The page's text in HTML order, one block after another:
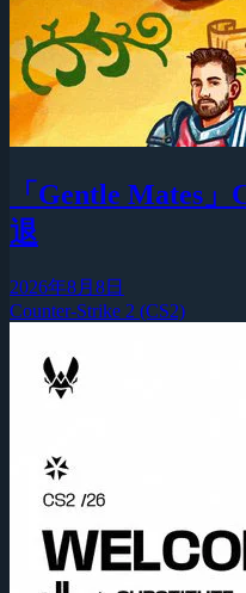
「Gentle Mates
退
2026年8月8日
Counter-Strike 2 (CS2)